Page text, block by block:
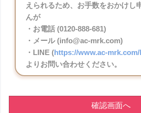
えられるため、お手数をおかけし
んが
・お電話 (0120-888-681)
・メール (info@ac-mrk.com)
・LINE (https://www.ac-
よりお問い合わせください。
確認画面へ